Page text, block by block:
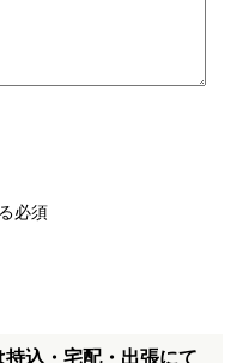
必須
込・宅配・出張にて